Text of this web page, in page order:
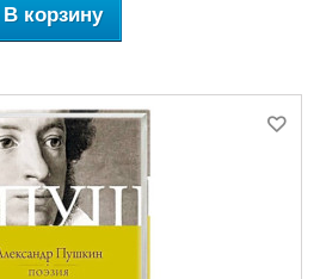
В корзину